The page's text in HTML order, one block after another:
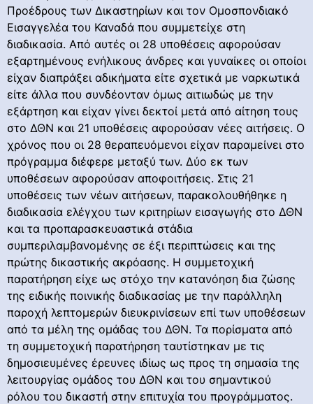
Προέδρους των Δικαστηρίων και τον Ομοσπονδιακό
Εισαγγελέα του Καναδά που συμμετείχε στη
διαδικασία. Από αυτές οι 28 υποθέσεις αφορούσαν
εξαρτημένους ενήλικους άνδρες και γυναίκες οι οποίοι
είχαν διαπράξει αδικήματα είτε σχετικά με ναρκωτικά
είτε άλλα που συνδέονταν όμως αιτιωδώς με την
εξάρτηση και είχαν γίνει δεκτοί μετά από αίτηση τους
στο ΔΘΝ και 21 υποθέσεις αφορούσαν νέες αιτήσεις. Ο
χρόνος που οι 28 θεραπευόμενοι είχαν παραμείνει στο
πρόγραμμα διέφερε μεταξύ των. Δύο εκ των
υποθέσεων αφορούσαν αποφοιτήσεις. Στις 21
υποθέσεις των νέων αιτήσεων, παρακολουθήθηκε η
διαδικασία ελέγχου των κριτηρίων εισαγωγής στο ΔΘΝ
και τα προπαρασκευαστικά στάδια
συμπεριλαμβανομένης σε έξι περιπτώσεις και της
πρώτης δικαστικής ακρόασης. Η συμμετοχική
παρατήρηση είχε ως στόχο την κατανόηση δια ζώσης
της ειδικής ποινικής διαδικασίας με την παράλληλη
παροχή λεπτομερών διευκρινίσεων επί των υποθέσεων
από τα μέλη της ομάδας του ΔΘΝ. Τα πορίσματα από
τη συμμετοχική παρατήρηση ταυτίστηκαν με τις
δημοσιευμένες έρευνες ιδίως ως προς τη σημασία της
λειτουργίας ομάδος του ΔΘΝ και του σημαντικού
ρόλου του δικαστή στην επιτυχία του προγράμματος.